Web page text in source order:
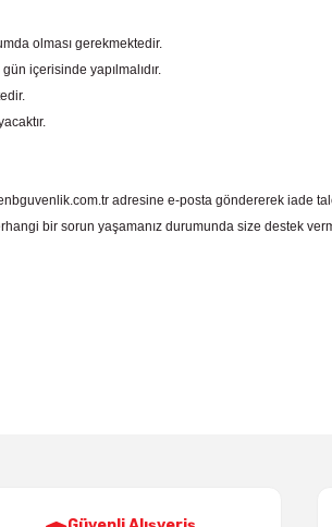
olması gerekmektedir.
içerisinde yapılmalıdır.
adresine e-posta göndererek iade
bir sorun yaşamanız durumunda size destek